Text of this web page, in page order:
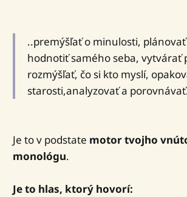
..premýšľať o minulosti,
hodnotiť samého seba, vytvárať
rozmýšľať, čo si kto myslí,
starosti,analyzovať a
Je to v podstate motor tvojho
monológu.
Je to hlas, ktorý hovorí: